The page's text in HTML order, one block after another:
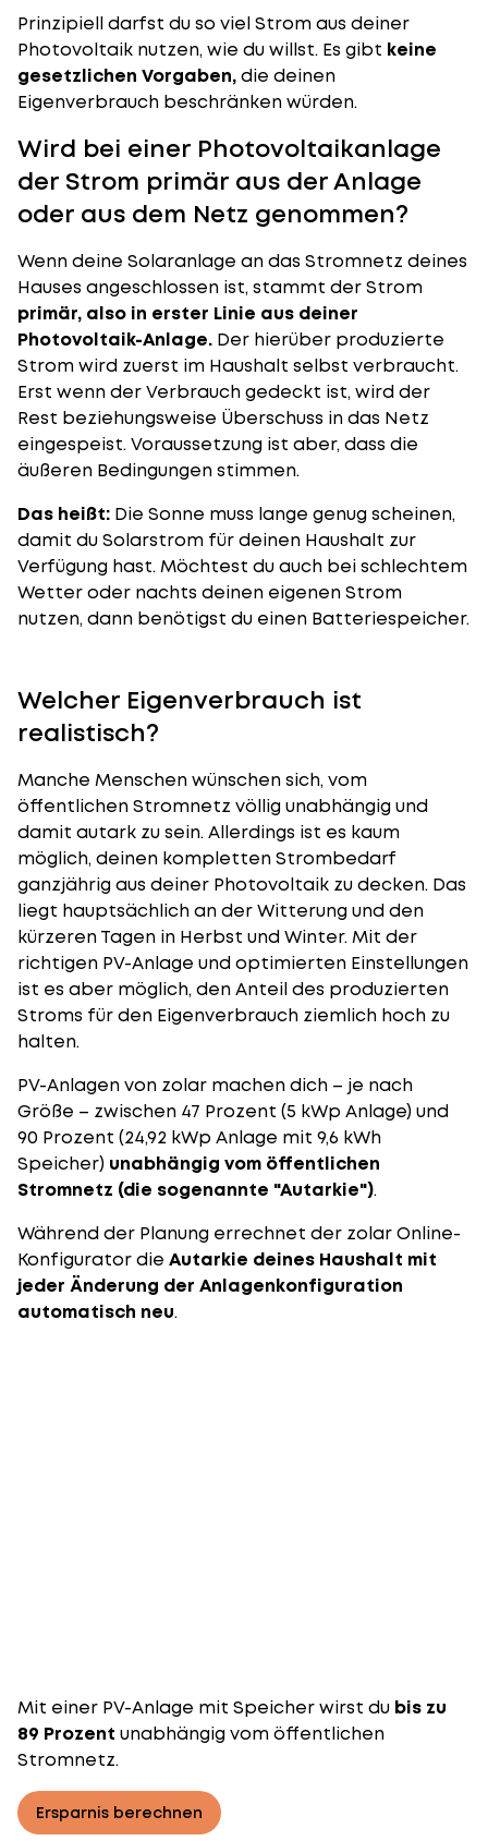
Prinzipiell darfst du so viel Strom aus deiner
Photovoltaik nutzen, wie du willst. Es gibt keine
gesetzlichen Vorgaben,die deinen
Eigenverbrauch beschränken würden.
Wird bei einer Photovoltaikanlage
der Strom primär aus der Anlage
oder aus dem Netz genommen?
Wenn deine Solaranlage an das Stromnetz deines
Hauses angeschlossen ist, stammt der Strom
primär, also in erster Linie aus deiner
Photovoltaik-Anlage. Der hierüber produzierte
Strom wird zuerst im Haushalt selbst verbraucht.
Erst wenn der Verbrauch gedeckt ist, wird der
Rest beziehungsweise Überschuss in das Netz
eingespeist. Voraussetzung ist aber, dass die
äußeren Bedingungen stimmen.
Das heißt: Die Sonne muss lange genug scheinen,
damit du Solarstrom für deinen Haushalt zur
Verfügung hast. Möchtest du auch bei schlechtem
Wetter oder nachts deinen eigenen Strom
nutzen, dann benötigst du einen Batteriespeicher.
Welcher Eigenverbrauch ist
realistisch?
Manche Menschen wünschen sich, vom
öffentlichen Stromnetz völlig unabhängig und
damit autark zu sein. Allerdings ist es kaum
möglich, deinen komplettenStrombedarf
ganzjährigaus deiner Photovoltaik zu decken. Das
liegt hauptsächlich an der Witterung und den
kürzeren Tagen in Herbst undWinter. Mit der
richtigen PV-Anlage und optimierten Einstellungen
ist es aber möglich, den Anteil des produzierten
Stroms für den Eigenverbrauch ziemlich hoch zu
halten.
PV-Anlagen von zolar machen dich – je nach
Größe – zwischen 47 Prozent (5 kWp Anlage) und
90 Prozent (24,92 kWp Anlage mit 9,6 kWh
Speicher) unabhängig vom öffentlichen
Stromnetz (die sogenannte "Autarkie").
Während der Planung errechnet der zolar Online-
Konfiguratordie Autarkie deines Haushalt mit
jeder Änderung der Anlagenkonfiguration
automatisch neu.
Mit einer PV-Anlage mit Speicherwirst du bis zu
89 Prozent unabhängig vom öffentlichen
Stromnetz.
Ersparnis berechnen